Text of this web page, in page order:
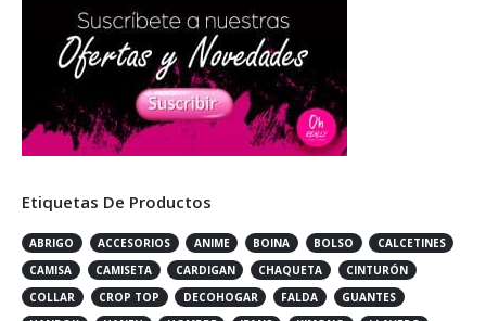
Etiquetas De Productos
ABRIGO ACCESORIOS ANIME BOINA BOLSO
CALCETINES
CAMISA
CAMISETA CARDIGAN CHAQUETA
CINTURÓN
COLLAR
CROP TOP DECOHOGAR FALDA
GUANTES